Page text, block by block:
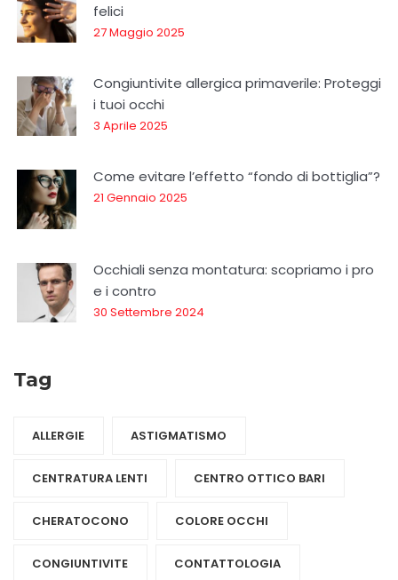
felici
27 Maggio 2025
Congiuntivite allergica primaverile: Proteggi
i tuoi occhi
3 Aprile 2025
Come evitare l’effetto “fondo di bottiglia”?
21 Gennaio 2025
Occhiali senza montatura: scopriamo i pro
e i contro
30 Settembre 2024
Tag
ALLERGIE ASTIGMATISMO
CENTRATURA LENTI CENTRO OTTICO BARI
CHERATOCONO COLORE OCCHI
CONGIUNTIVITE CONTATTOLOGIA